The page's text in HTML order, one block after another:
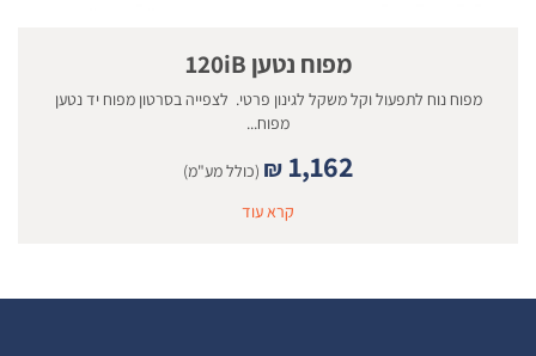
מפוח נטען 120iB
מפוח נוח לתפעול וקל משקל לגינון פרטי. לצפייה בסרטון מפוח יד נטען
מפוח...
₪ 1,162
(כולל מע"מ)
קרא עוד